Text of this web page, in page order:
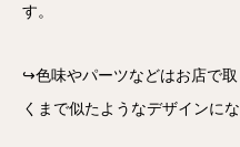
す。
↪色味やパーツなどはお店で
くまで似たようなデザインに